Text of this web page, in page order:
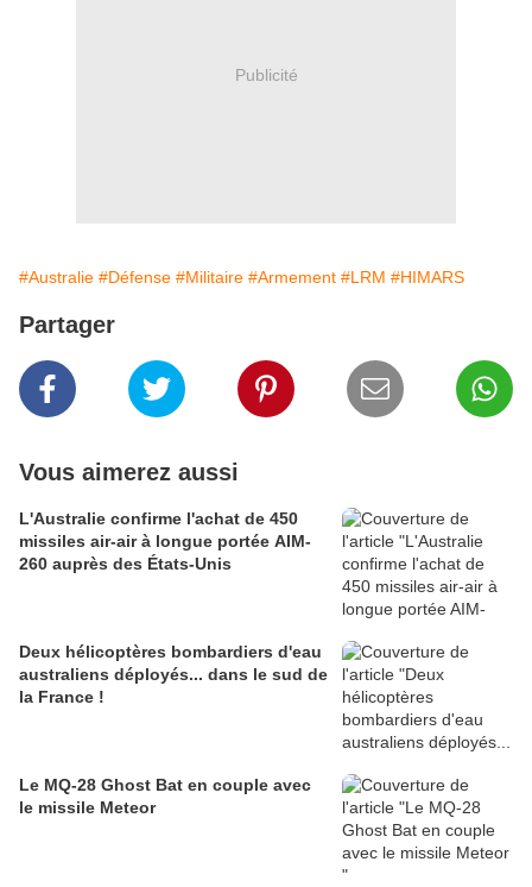
Publicité
#Australie #Défense #Militaire #Armement #LRM #HIMARS
Partager
Vous aimerez aussi
L'Australie confirme l'achat de 450
missiles air-air à longue portée AIM-
260 auprès des États-Unis
Deux hélicoptères bombardiers d'eau
australiens déployés... dans le sud de
la France !
Le MQ-28 Ghost Bat en couple avec
le missile Meteor